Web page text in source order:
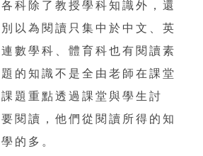
科除了教授學科知識外，還
以為閱讀只集中於中文、英
數學科、體育科也有閱讀素
的知識不是全由老師在課堂
課題重點透過課堂與學生討
閱讀，他們從閱讀所得的知
的多。